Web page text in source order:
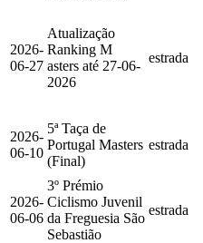
2026-
06-27
Atualização
Ranking M
asters até 27-06-
2026
estrada
2026-
06-10
5ª Taça de
Portugal Masters
(Final)
estrada
2026-
06-06
3º Prémio
Ciclismo Juvenil
da Freguesia São
Sebastião
estrada